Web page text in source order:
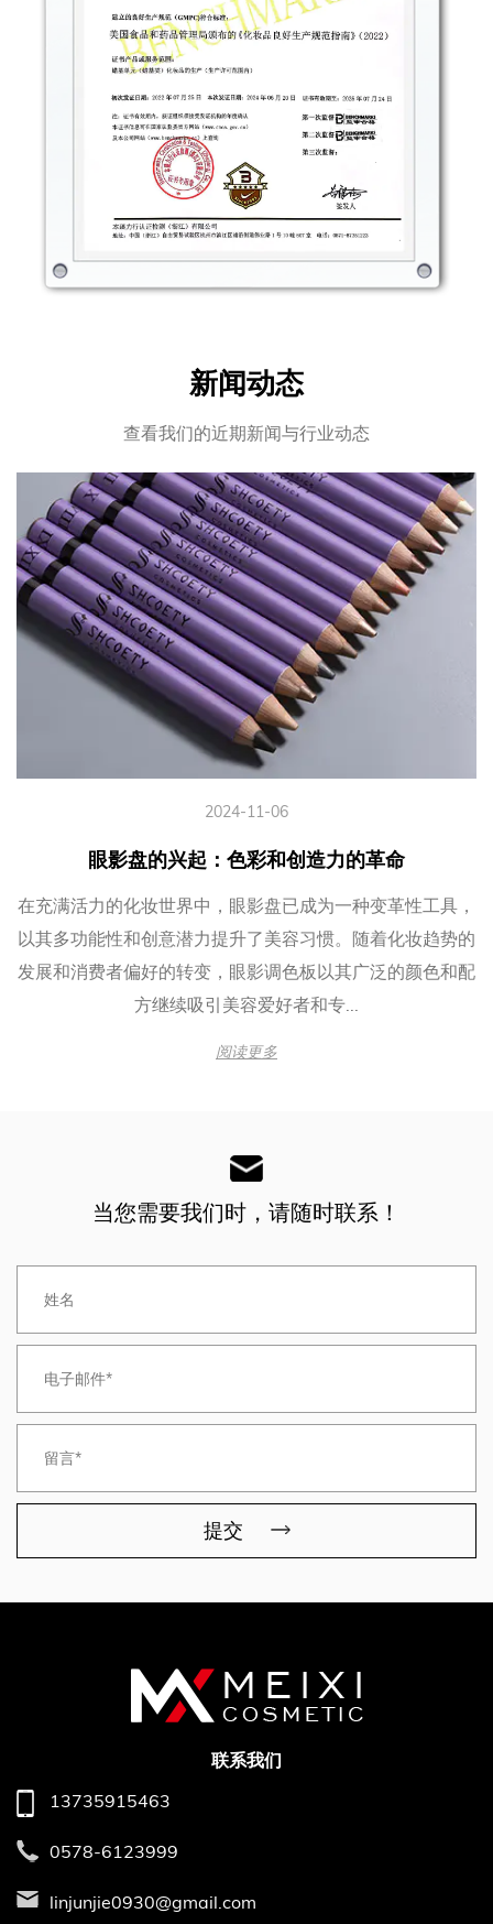
新闻动态
查看我们的近期新闻与行业动态
2024-11-06
眼影盘的兴起：色彩和创造力的革命
在充满活力的化妆世界中，眼影盘已成为一种变革性工具，
以其多功能性和创意潜力提升了美容习惯。随着化妆趋势的
发展和消费者偏好的转变，眼影调色板以其广泛的颜色和配
方继续吸引美容爱好者和专...
阅读更多
当您需要我们时，请随时联系！
提交
联系我们
13735915463
0578-6123999
linjunjie0930@gmail.com